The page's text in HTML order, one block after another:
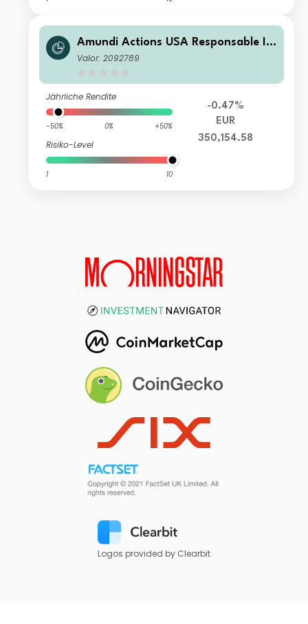
Amundi Actions USA Responsable I
C
Valor: 2092789
Jährliche Rendite
-50% 0% +50%
Risiko-Level
1 10
-0.47%
EUR
350,154.58
Logos provided by Clearbit